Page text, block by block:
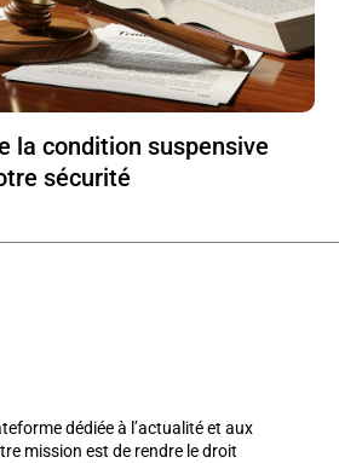
la condition suspensive
sécurité
dédiée à l’actualité et aux
mission est de rendre le droit